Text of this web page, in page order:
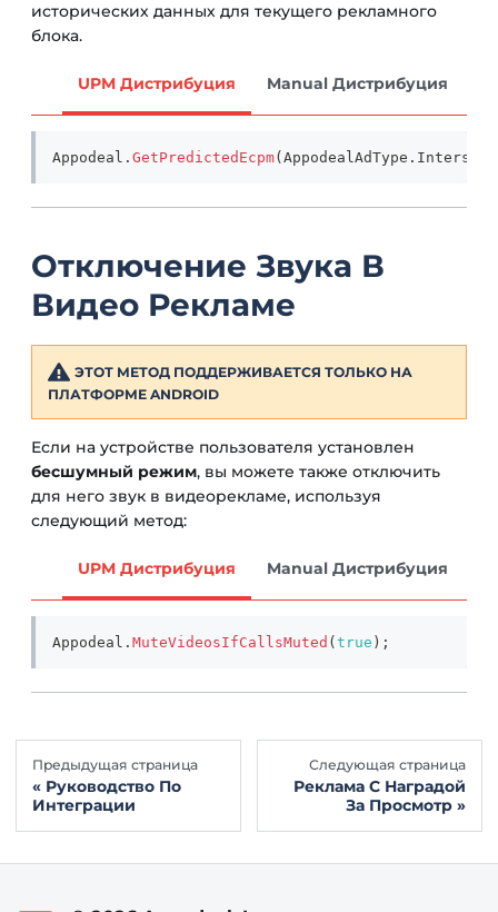
исторических данных для текущего рекламного
блока.
UPM Дистрибуция Manual Дистрибуция
Appodeal . GetPredictedEcpm( AppodealAdType .
Отключение Звука В
Видео Рекламе
ЭТОТ МЕТОД ПОДДЕРЖИВАЕТСЯ ТОЛЬКО НА
ПЛАТФОРМЕ ANDROID
Если на устройстве пользователя установлен
бесшумный режим, вы можете также отключить
для него звук в видеорекламе, используя
следующий метод:
UPM Дистрибуция Manual Дистрибуция
Appodeal . MuteVideosIfCallsMuted ( true ) ;
Предыдущая страница
Руководство По
Интеграции
Следующая страница
Реклама С Наградой
За Просмотр